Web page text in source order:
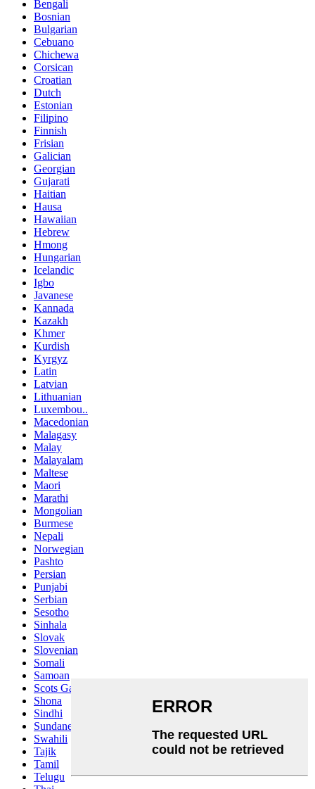
Bengali
Bosnian
Bulgarian
Cebuano
Chichewa
Corsican
Croatian
Dutch
Estonian
Filipino
Finnish
Frisian
Galician
Georgian
Gujarati
Haitian
Hausa
Hawaiian
Hebrew
Hmong
Hungarian
Icelandic
Igbo
Javanese
Kannada
Kazakh
Khmer
Kurdish
Kyrgyz
Latin
Latvian
Lithuanian
Luxembou..
Macedonian
Malagasy
Malay
Malayalam
Maltese
Maori
Marathi
Mongolian
Burmese
Nepali
Norwegian
Pashto
Persian
Punjabi
Serbian
Sesotho
Sinhala
Slovak
Slovenian
Somali
Samoan
Scots Gaelic
Shona
Sindhi
Sundanese
Swahili
Tajik
Tamil
Telugu